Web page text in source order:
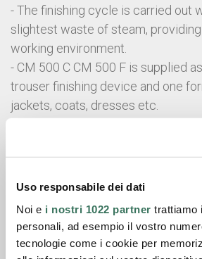
Uso responsabile dei dati
Noi e i nostri 1022 partner trattiamo
personali, ad esempio il vostro
tecnologie come i cookie per
- The finishing cycle is carried out
slightest waste of steam,
working environment.
- CM 500 C CM 500 F is supplied
trouser finishing device and one
jackets, coats, dresses etc.
version (CM 500 C), with built-in
automatic steam boiler or for
(CM 500 F).
to use computer control system.
Data sheet